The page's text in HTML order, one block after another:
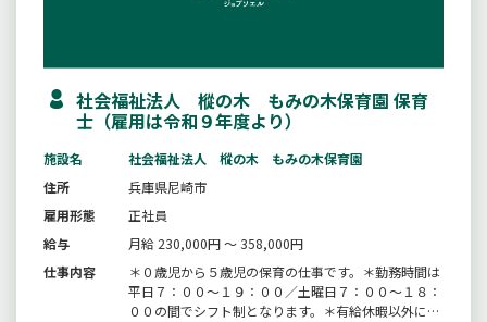
社会福祉法人 樅の木 もみの木保育園 保育
士（雇用は令和９年度より）
施設名
社会福祉法人 樅の木 もみの木保育園
住所
兵庫県尼崎市
雇用形態
正社員
給与
月給 230,000円 ～ 358,000円
仕事内容
＊０歳児から５歳児の保育の仕事です。＊勤務時間は
平日７：００〜１９：００／土曜日７：００〜１８：
００の間でシフト制となります。＊有給休暇以外に特